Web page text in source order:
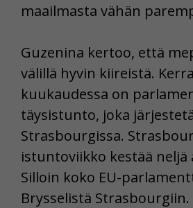
maailmasta vähän
Guzenina kertoo, että
välillä hyvin kiireistä.
kuukaudessa on
täysistunto, joka
Strasbourgissa.
istuntoviikko kestää neljä
Silloin koko EU-
Brysselistä Strasbourgiin.